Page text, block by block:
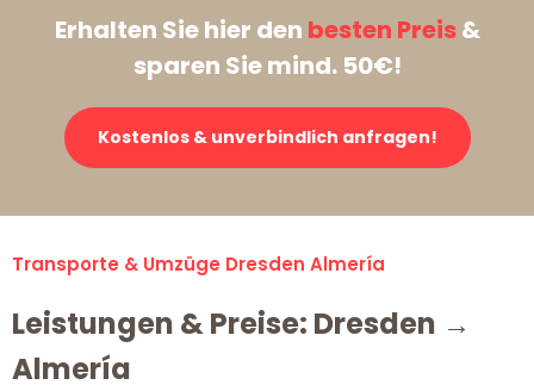
Erhalten Sie hier den besten Preis&
sparen Sie mind. 50€!
Kostenlos & unverbindlich anfragen!
Transporte & Umzüge Dresden Almería
Leistungen & Preise: Dresden →
Almería